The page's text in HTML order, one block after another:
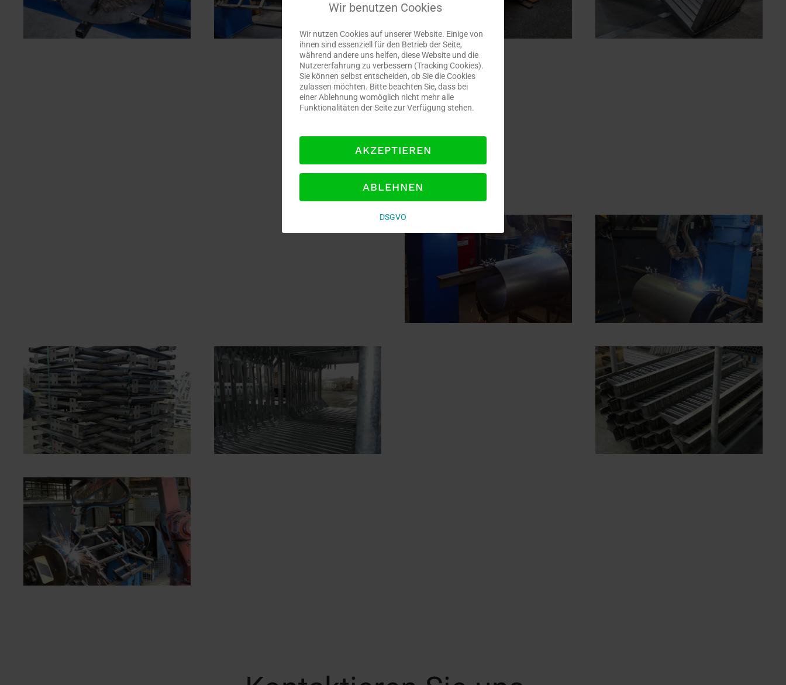
Wir benutzen Cookies
Wir nutzen Cookies auf unserer Website. Einige von
ihnen sind essenziell für den Betrieb der Seite,
während andere uns helfen, diese Website und die
Nutzererfahrung zu verbessern (Tracking Cookies).
Sie können selbst entscheiden, ob Sie die Cookies
zulassen möchten. Bitte beachten Sie, dass bei
einer Ablehnung womöglich nicht mehr alle
Funktionalitäten der Seite zur Verfügung stehen.
AKZEPTIEREN
ABLEHNEN
DSGVO